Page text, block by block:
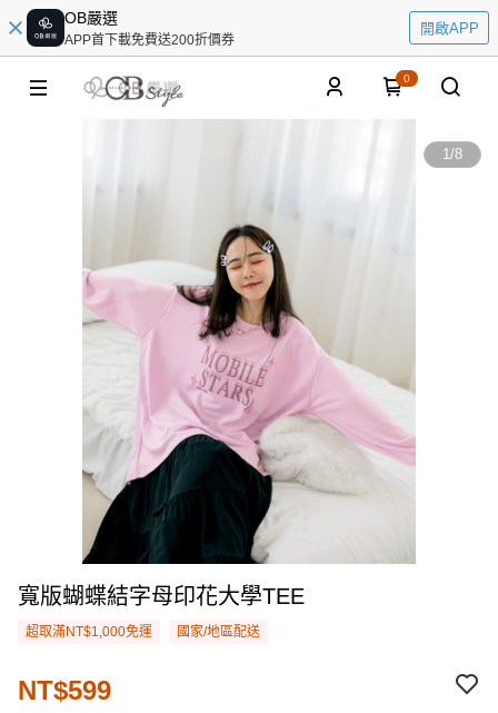
OB嚴選
APP首下載免費送200折價券
開啟APP
0
1/8
寬版蝴蝶結字母印花大學TEE
超取滿NT$1,000免運 國家/地區配送
NT$599